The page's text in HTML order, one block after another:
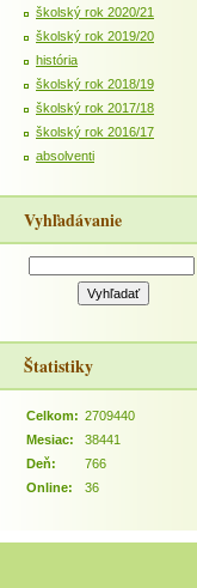
školský rok 2020/21
školský rok 2019/20
história
školský rok 2018/19
školský rok 2017/18
školský rok 2016/17
absolventi
Vyhľadávanie
Štatistiky
Online: 36
Celkom: 2709440
Mesiac:
38441
Deň:
766